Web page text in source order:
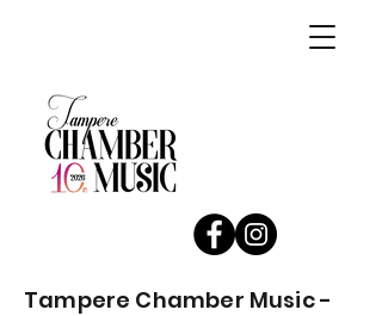
Tampere Chamber Music -